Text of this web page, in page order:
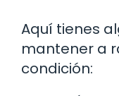
Aquí tienes
mantener a
condición: